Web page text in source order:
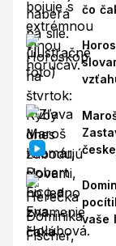
čo
vaše